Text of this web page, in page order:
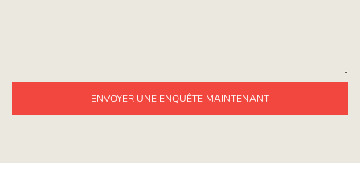
ENVOYER UNE ENQUÊTE MAINTENANT